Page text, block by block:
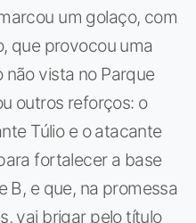
um golaço, com
que provocou uma
vista no Parque
outros reforços: o
Túlio e o atacante
fortalecer a base
B, e que, na promessa
vai brigar pelo título